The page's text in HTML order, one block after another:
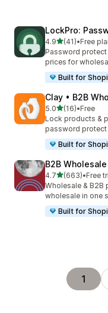
LockPro:
4.9별 5개 중
(41)
총 리뷰 41개
•Free
Password
prices for
Built for
Clay • B2B
5.0별 5개 중
(16)
총 리뷰 16개
•Free
Lock products &
password protect
Built for
B2B
4.7별 5개 중
(663)
총 리뷰 663개
•Free
Wholesale & B2B
wholesale in one
Built for
1